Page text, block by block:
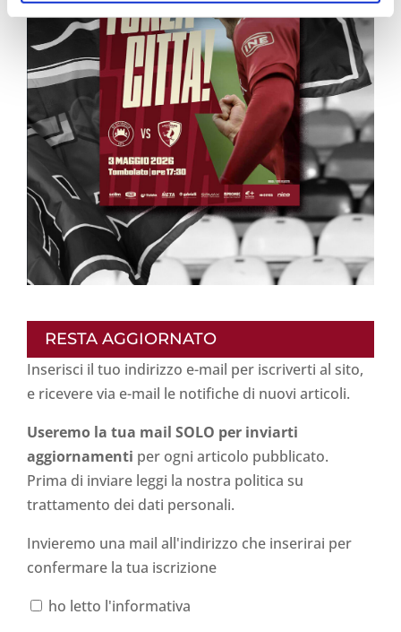
RESTA AGGIORNATO
Inserisci il tuo indirizzo e-mail per iscriverti al sito,
e ricevere via e-mail le notifiche di nuovi articoli.
Useremo la tua mail SOLO per inviarti
aggiornamenti per ogni articolo pubblicato.
Prima di inviare leggi la nostra politica su
trattamento dei dati personali.
Invieremo una mail all'indirizzo che inserirai per
confermare la tua iscrizione
ho letto l'informativa